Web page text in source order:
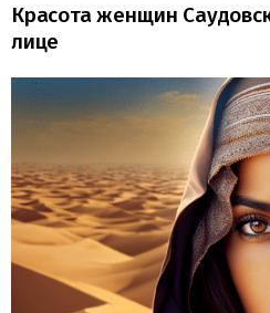
Красота женщин
лице